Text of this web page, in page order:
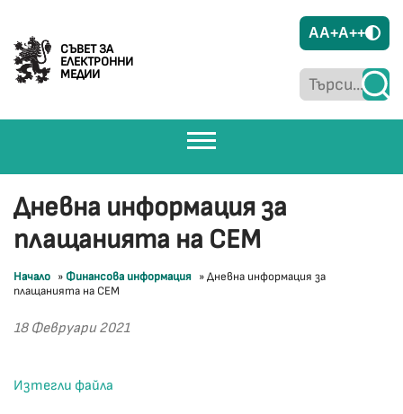
СЪВЕТ ЗА
ЕЛЕКТРОННИ
МЕДИИ
AA+A++
Дневна информация за
плащанията на СЕМ
Начало » Финансова информация »Дневна информация за
плащанията на СЕМ
18 Февруари 2021
Изтегли файла